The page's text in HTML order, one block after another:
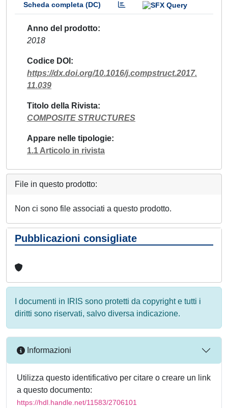
Scheda completa (DC)
Anno del prodotto
2018
Codice DOI
https://dx.doi.org/10.1016/j.compstruct.2017.
11.039
Titolo della Rivista
COMPOSITE STRUCTURES
Appare nelle tipologie
1.1 Articolo in rivista
File in questo prodotto:
Non ci sono file associati a questo prodotto.
Pubblicazioni consigliate
I documenti in IRIS sono protetti da copyright e tutti i
diritti sono riservati, salvo diversa indicazione.
Informazioni
Utilizza questo identificativo per citare o creare un link
a questo documento:
https://hdl.handle.net/11583/2706101